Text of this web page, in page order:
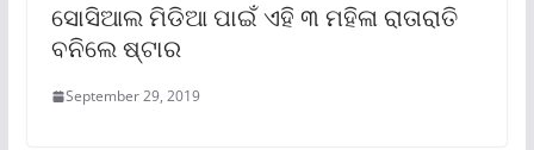
ସୋସିଆଲ ମିଡିଆ ପାଇଁ ଏହି ୩ ମହିଳା ରାତାରାତି
ବନିଲେ ଷ୍ଟାର
September 29, 2019